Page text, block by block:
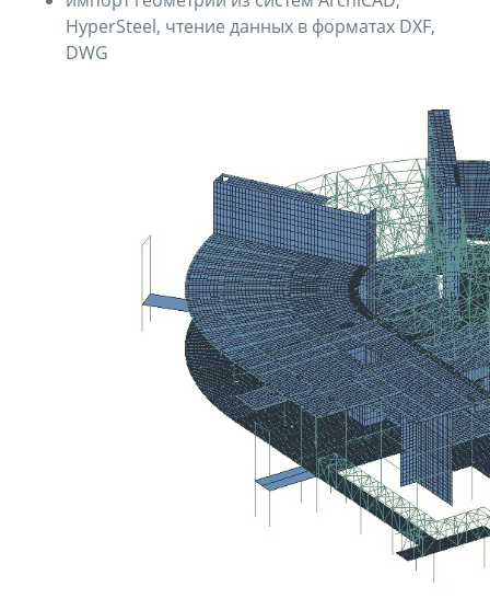
HyperSteel, чтение данных в форматах DXF,
DWG